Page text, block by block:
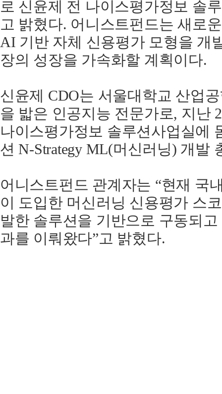
로 신윤제 전 나이스평가정보 솔
고 밝혔다. 어니스트펀드는 새로
AI 기반 자체 신용평가 모형을 개
장의 성장을 가속화할 계획이다.
신윤제 CDO는 서울대학교 산업
을 밟은 인공지능 전문가로, 지난
나이스평가정보 솔루션사업실에
션 N-Strategy ML(머신러닝) 개발
어니스트펀드 관계자는 “현재 국
이 도입한 머신러닝 신용평가 스
발한 솔루션을 기반으로 구동되
과를 이뤄왔다”고 밝혔다.